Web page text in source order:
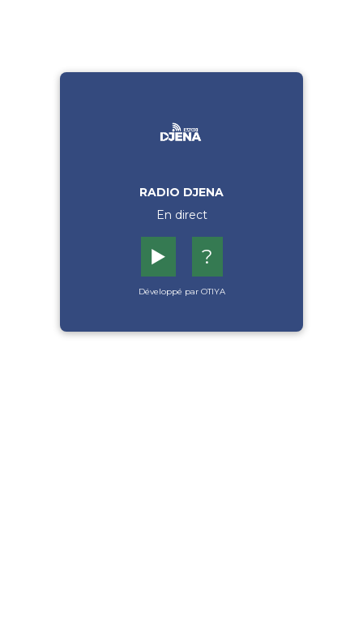
RADIO DJENA
En direct
▶️ ?
Développé par OTIYA